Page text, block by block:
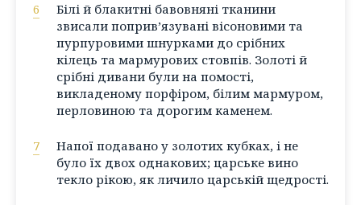
6
Білі й блакитні бавовняні тканини
звисали поприв’язувані вісоновими та
пурпуровими шнурками до срібних
кілець та мармурових стовпів. Золоті й
срібні дивани були на помості,
викладеному порфіром, білим мармуром,
перловиною та дорогим каменем.
7
Напої подавано у золотих кубках, і не
було їх двох однакових; царське вино
текло рікою, як личило царській щедрості.